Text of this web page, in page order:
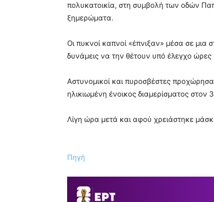
πολυκατοικία, στη συμβολή των οδών
ξημερώματα.
Οι πυκνοί καπνοί «έπνιξαν» μέσα σε μια
δυνάμεις να την θέτουν υπό έλεγχο ώρες
Αστυνομικοί και πυροσβέστες
ηλικιωμένη ένοικος διαμερίσματος
Λίγη ώρα μετά και αφού χρειάστηκε
Πηγή